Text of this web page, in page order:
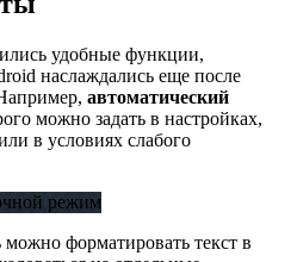
удобные функции,
наслаждались еще после
автоматический
можно задать в настройках,
в условиях слабого
форматировать текст в